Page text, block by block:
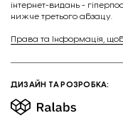
інтернет-видань -
нижче третього абзацу.
Права та Інформація,
ДИЗАЙН ТА РОЗРОБКА: